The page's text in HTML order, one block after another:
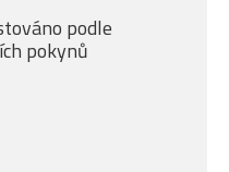
podle
pokynů